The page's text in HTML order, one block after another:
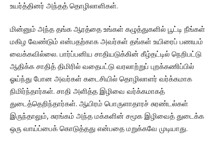
உயர்த்தினர் அந்தத் தொழிலாளிகள்.
மின்னும் அந்த தங்க ஆரத்தை உங்கள் கழுத்துகளில் பூட்டி நீங்கள்
மகிழ வேண்டும் என்பதற்காக அவர்கள் தங்கள் உயிரைப் பணயம்
வைக்கவில்லை. பார்ப்பனிய சாதியடுக்கின் கீழ்தட்டில் நெறிபட்டு
ஆதிக்க சாதித் திமிரில் வதைபட்டு வரலாற்றுப் புறக்கணிப்பில்
ஓய்ந்து போன அவர்கள் கடைசியில் தொழிலாளர் வர்க்கமாக
நிமிர்ந்தார்கள். சாதி அளித்த இழிவை வர்க்கமாகத்
துடைத்தெறிந்தார்கள். ஆயிரம் பொருளாதாரச் சுரண்டல்கள்
இருந்தாலும், சுரங்கம் அந்த மக்களின் சமூக இழிவைத் துடைக்க
ஒரு வாய்ப்பைக் கொடுத்தது என்பதை மறுக்கவே முடியாது.